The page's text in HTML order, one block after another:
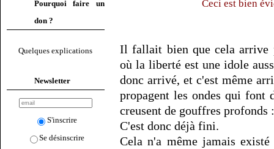
Pourquoi faire un
don ?
Quelques explications
Newsletter
S'inscrire
Se désinscrire
Ceci est bien
Il fallait bien que cela arrive
où la liberté est une idole
donc arrivé, et c'est même
propagent les ondes qui font
creusent de gouffres profonds
C'est donc déjà fini.
Cela n'a même jamais